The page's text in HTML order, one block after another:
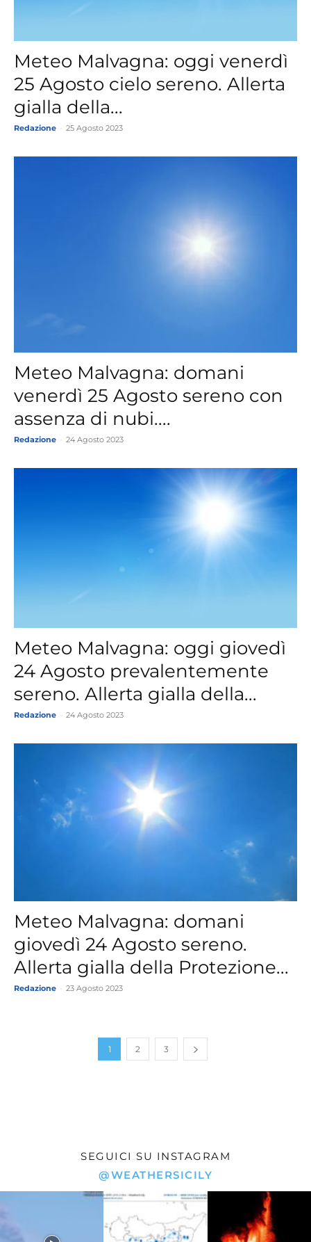
Meteo Malvagna: oggi venerdì
25 Agosto cielo sereno. Allerta
gialla della...
Redazione 25 Agosto 2023
Meteo Malvagna: domani
venerdì 25 Agosto sereno con
assenza di nubi....
Redazione 24 Agosto 2023
Meteo Malvagna: oggi giovedì
24 Agosto prevalentemente
sereno. Allerta gialla della...
Redazione 24 Agosto 2023
Meteo Malvagna: domani
giovedì 24 Agosto sereno.
Allerta gialla della Protezione...
Redazione 23 Agosto 2023
1 2 3
SEGUICI SU INSTAGRAM
@WEATHERSICILY